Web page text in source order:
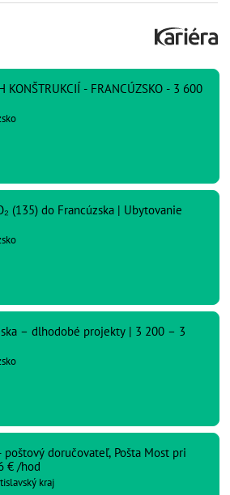
KONŠTRUKCIÍ - FRANCÚZSKO - 3 600
(135) do Francúzska | Ubytovanie
– dlhodobé projekty | 3 200 – 3
doručovateľ, Pošta Most pri
6 € /hod
kraj